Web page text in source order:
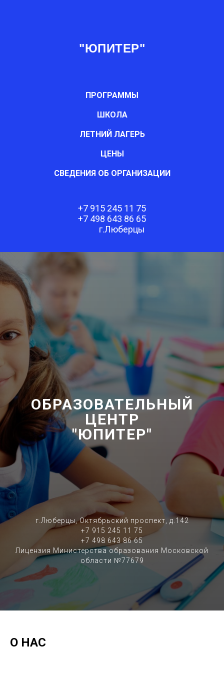
"ЮПИТЕР"
ПРОГРАММЫ
ШКОЛА
ЛЕТНИЙ ЛАГЕРЬ
ЦЕНЫ
СВЕДЕНИЯ ОБ ОРГАНИЗАЦИИ
+7 915 245 11 75
+7 498 643 86 65
г.Люберцы
ОБРАЗОВАТЕЛЬНЫЙ
ЦЕНТР
"ЮПИТЕР"
г.Люберцы, Октябрьский проспект, д.142
+7 915 245 11 75
+7 498 643 86 65
Лицензия Министерства образования Московской
области №77679
О НАС